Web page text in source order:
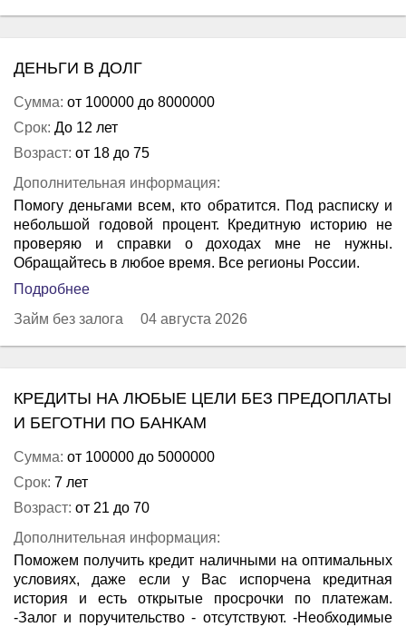
ДЕНЬГИ В ДОЛГ
Сумма: от 100000 до 8000000
Срок: До 12 лет
Возраст: от 18 до 75
Дополнительная информация:
Помогу деньгами всем, кто обратится. Под расписку и
небольшой годовой процент. Кредитную историю не
проверяю и справки о доходах мне не нужны.
Обращайтесь в любое время. Все регионы России.
Подробнее
Займ без залога
04 августа 2026
КРЕДИТЫ НА ЛЮБЫЕ ЦЕЛИ БЕЗ ПРЕДОПЛАТЫ
И БЕГОТНИ ПО БАНКАМ
Сумма: от 100000 до 5000000
Срок: 7 лет
Возраст: от 21 до 70
Дополнительная информация:
Поможем получить кредит наличными на оптимальных
условиях, даже если у Вас испорчена кредитная
история и есть открытые просрочки по платежам.
-Залог и поручительство - отсутствуют. -Необходимые